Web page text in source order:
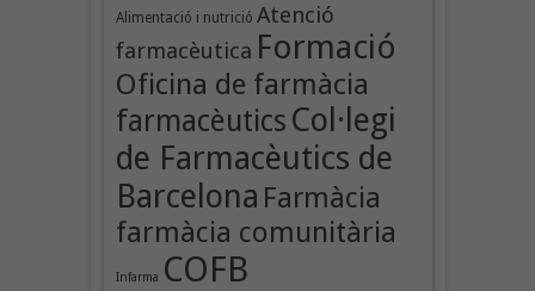
Alimentació i nutrició Atenció
farmacèutica Formació
Oficina de farmàcia
farmacèutics Col·legi
de Farmacèutics de
Barcelona Farmàcia
farmàcia comunitària
Infarma COFB